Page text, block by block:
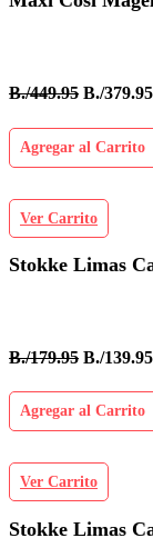
B./449.95 B./379.95
Agregar al Carrito
Ver Carrito
Stokke Limas
B./179.95 B./139.95
Agregar al Carrito
Ver Carrito
Stokke Limas